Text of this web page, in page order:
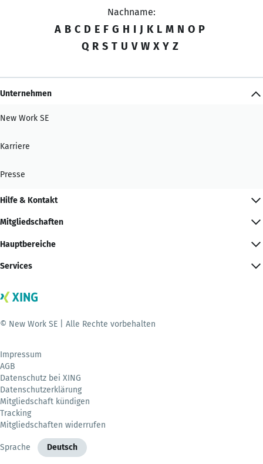
Nachname:
A B C D E F G H I J K L M N O P
Q R S T U V W X Y Z
Unternehmen
New Work SE
Karriere
Presse
Hilfe & Kontakt
Mitgliedschaften
Hauptbereiche
Services
© New Work SE | Alle Rechte vorbehalten
Impressum
AGB
Datenschutz bei XING
Datenschutzerklärung
Mitgliedschaft kündigen
Tracking
Mitgliedschaften widerrufen
Sprache Deutsch